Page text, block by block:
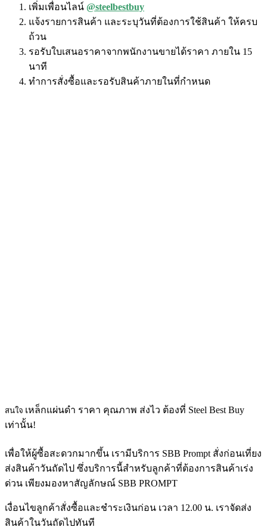
เพิ่มเพื่อนไลน์ @steelbestbuy
แจ้งรายการสินค้า และระบุวันที่ต้องการใช้สินค้า ให้ครบ
ถ้วน
รอรับใบเสนอราคาจากพนักงานขายได้ราคา ภายใน 15
นาที
ทำการสั่งซื้อและรอรับสินค้าภายในที่กำหนด
สนใจ เหล็กแผ่นดำ ราคา คุณภาพ ส่งไว ต้องที่ Steel Best Buy
เท่านั้น!
เพื่อให้ผู้ซื้อสะดวกมากขึ้น เรามีบริการ SBB Prompt สั่งก่อนเที่ยง
ส่งสินค้าวันถัดไป ซึ่งบริการนี้สำหรับลูกค้าที่ต้องการสินค้าเร่ง
ด่วน เพียงมองหาสัญลักษณ์ SBB PROMPT
เงื่อนไขลูกค้าสั่งซื้อและชำระเงินก่อน เวลา 12.00 น. เราจัดส่ง
สินค้าในวันถัดไปทันที